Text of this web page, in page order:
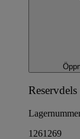
1261269